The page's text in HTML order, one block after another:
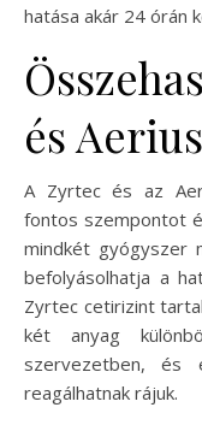
hatása akár 24 órán
és Aerius
A Zyrtec és az
fontos szempontot
mindkét gyógyszer
befolyásolhatja a
Zyrtec cetirizint
két anyag
szervezetben, és
reagálhatnak rájuk.